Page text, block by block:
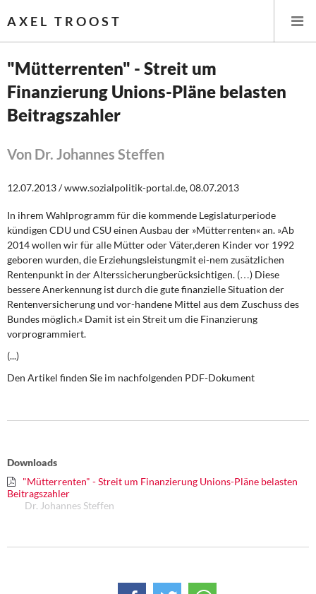
AXEL TROOST
Startseite
Themen
Leitlinien linker Wirtschafts- und Finanzpolitik
Wirtschaftspolitik
Steuer- und Finanzpolitik
Öffentliche Infrastruktur und Daseinsvorsorge
Eurokrise und Griechenland
DIE LINKE
Institut Solidarische Moderne
Rosa-Luxemburg-Stiftung
Über mich
"Mütterrenten" - Streit um
Finanzierung Unions-Pläne belasten
Beitragszahler
Von Dr. Johannes Steffen
12.07.2013 / www.sozialpolitik-portal.de, 08.07.2013
In ihrem Wahlprogramm für die kommende Legislaturperiode
kündigen CDU und CSU einen Ausbau der »Mütterrenten« an. »Ab
2014 wollen wir für alle Mütter oder Väter,deren Kinder vor 1992
geboren wurden, die Erziehungsleistungmit ei-nem zusätzlichen
Rentenpunkt in der Alterssicherungberücksichtigen. (…) Diese
bessere Anerkennung ist durch die gute finanzielle Situation der
Rentenversicherung und vor-handene Mittel aus dem Zuschuss des
Bundes möglich.« Damit ist ein Streit um die Finanzierung
vorprogrammiert.
(...)
Den Artikel finden Sie im nachfolgenden PDF-Dokument
Downloads
"Mütterrenten" - Streit um Finanzierung Unions-Pläne belasten
Beitragszahler
Dr. Johannes Steffen